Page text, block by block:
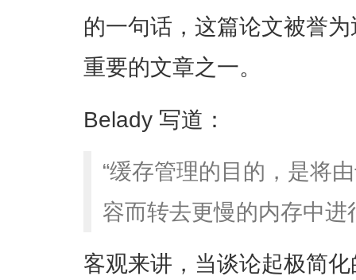
的一句话，这篇论文被誉
重要的文章之一。
Belady 写道：
“缓存管理的目的，是将
容而转去更慢的内存中进
客观来讲，当谈论起极简